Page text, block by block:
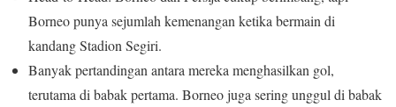
Borneo punya sejumlah kemenangan ketika bermain di
kandang Stadion Segiri.
Banyak pertandingan antara mereka menghasilkan gol,
terutama di babak pertama. Borneo juga sering unggul di babak